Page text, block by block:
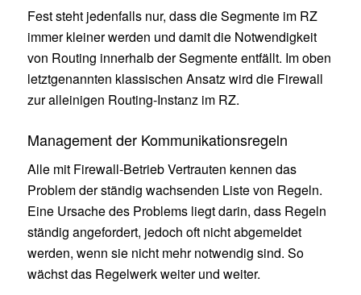
Fest steht jedenfalls nur, dass die Segmente im RZ
immer kleiner werden und damit die Notwendigkeit
von Routing innerhalb der Segmente entfällt. Im oben
letztgenannten klassischen Ansatz wird die Firewall
zur alleinigen Routing-Instanz im RZ.
Management der Kommunikationsregeln
Alle mit Firewall-Betrieb Vertrauten kennen das
Problem der ständig wachsenden Liste von Regeln.
Eine Ursache des Problems liegt darin, dass Regeln
ständig angefordert, jedoch oft nicht abgemeldet
werden, wenn sie nicht mehr notwendig sind. So
wächst das Regelwerk weiter und weiter.